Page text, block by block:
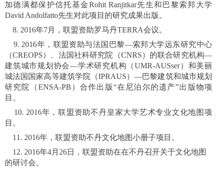
加德满都保护信托基金Rohit Ranjitkar先生和巴黎索邦大学
David Andolfatto先生对此项目的研究成果出版。
8. 2016年7月，联盟资助罗马丹TERRA会议。
9. 2016年，联盟资助与法国巴黎—索邦大学远东研究中心
（CREOPS）、法国社科研究院（CNRS）的联合研究机构—
建筑城市规划协会—学术研究机构（UMR-AUSser）和美丽
城法国国家高等建筑学院（IPRAUS）—巴黎建筑和城市规划
研究院（ENSA-PB）合作出版“在尼泊尔的遗产”出版物项
目。
10. 2016年，联盟资助不丹皇家大学艺术专业文化地图项
目。
11. 2016年，联盟资助不丹文化地图小册子项目。
12. 2016年4月26日，联盟资助在在不丹召开关于文化地图
的研讨会。